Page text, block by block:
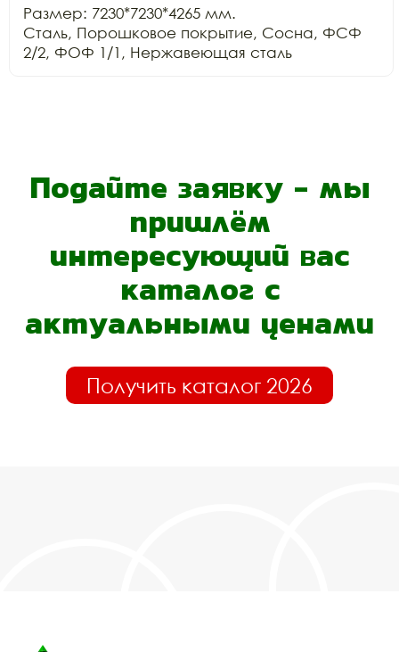
Размер: 7230*7230*4265 мм.
Сталь, Порошковое покрытие, Сосна, ФСФ
2/2, ФОФ 1/1, Нержавеющая сталь
Подайте заявку - мы
пришлём
интересующий вас
каталог с
актуальными ценами
Получить каталог 2026